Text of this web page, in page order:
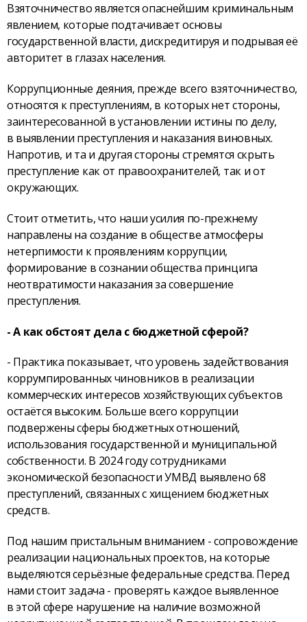
Взяточничество является опаснейшим криминальным
явлением, которые подтачивает основы
государственной власти, дискредитируя и подрывая её
авторитет в глазах населения.
Коррупционные деяния, прежде всего взяточничество,
относятся к преступлениям, в которых нет стороны,
заинтересованной в установлении истины по делу,
в выявлении преступления и наказания виновных.
Напротив, и та и другая стороны стремятся скрыть
преступление как от правоохранителей, так и от
окружающих.
Стоит отметить, что наши усилия по-прежнему
направлены на создание в обществе атмосферы
нетерпимости к проявлениям коррупции,
формирование в сознании общества принципа
неотвратимости наказания за совершение
преступления.
- А как обстоят дела с бюджетной сферой?
- Практика показывает, что уровень задействования
коррумпированных чиновников в реализации
коммерческих интересов хозяйствующих субъектов
остаётся высоким. Больше всего коррупции
подвержены сферы бюджетных отношений,
использования государственной и муниципальной
собственности. В 2024 году сотрудниками
экономической безопасности УМВД выявлено 68
преступлений, связанных с хищением бюджетных
средств.
Под нашим пристальным вниманием - сопровождение
реализации национальных проектов, на которые
выделяются серьёзные федеральные средства. Перед
нами стоит задача - проверять каждое выявленное
в этой сфере нарушение на наличие возможной